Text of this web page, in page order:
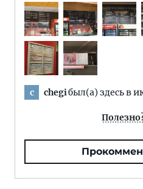
c chegiбыл(а) здесь в